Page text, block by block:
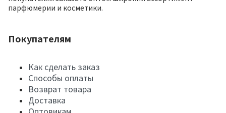
парфюмерии и косметики.
Покупателям
Как сделать заказ
Способы оплаты
Возврат товара
Доставка